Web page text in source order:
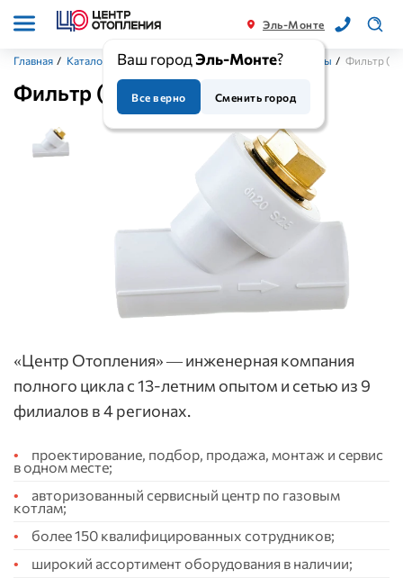
Эль-Монте
Ваш городЭль-Монте?
Все верно Сменить город
Главная / Каталог Предохранительная арматура / Фильтры / Фильтр
Фильтр (косой), Blue Ocean
«Центр Отопления» — инженерная компания
полного цикла с 13-летним опытом и сетью из 9
филиалов в 4 регионах.
проектирование, подбор, продажа, монтаж и сервис
в одном месте;
авторизованный сервисный центр по газовым
котлам;
более 150 квалифицированных сотрудников;
широкий ассортимент оборудования в наличии;